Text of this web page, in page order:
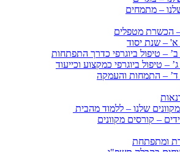
– מתמחים
– הכשרת מטפלים
– שנת יסוד
– טיפול ביוגרפי כדרך התפתחות
– טיפול ביוגרפי כמקצוע וכייעוד
– התמחות והעמקה
שלנו – ללמוד מהבית
– קורסים מקוונים
ומתפתחת